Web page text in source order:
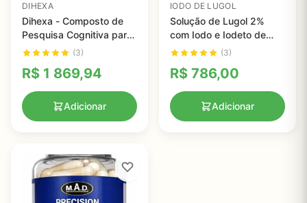
DIHEXA
Dihexa - Composto de
Pesquisa Cognitiva para
Estudo da Plasticidade
(3)
R$ 1 869,94
Adicionar
IODO DE LUGOL
Solução de Lugol 2%
com Iodo e Iodeto de
Potássio - Aplicação
(3)
R$ 786,00
Adicionar